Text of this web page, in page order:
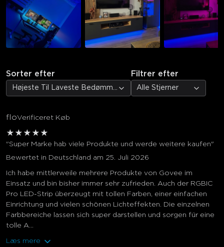
Sorter efter
Højeste Til Laveste Bedømmelse
Filtrer efter
Alle Stjerner
floVerificeret Køb
★ ★ ★ ★ ★
"Super Marke hab viele Produkte und werde weitere kaufen"
Bewertet in Deutschland am 25. Juli 2026
Ich habe mittlerweile mehrere Produkte von Govee im
Einsatz und bin bisher immer sehr zufrieden. Auch der RGBIC
Pro LED-Strip überzeugt mit tollen Farben, einer einfachen
Einrichtung und vielen schönen Lichteffekten. Die einzelnen
Farbbereiche lassen sich super darstellen und sorgen für eine
tolle A...
Læs mere